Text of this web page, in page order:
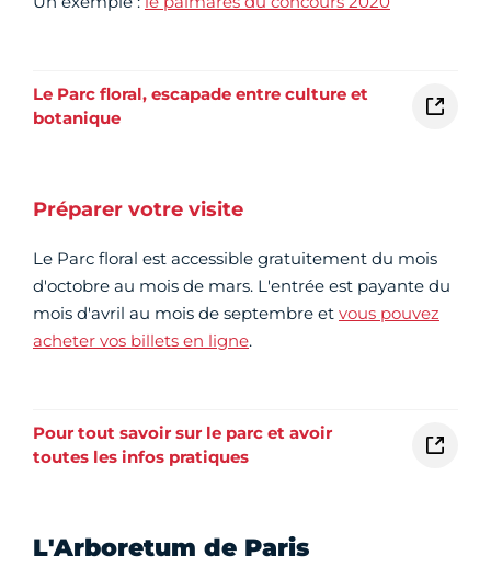
Le Parc floral, escapade entre culture et
botanique
Préparer votre visite
Le Parc floral est accessible gratuitement du mois
d'octobre au mois de mars. L'entrée est payante du
mois d'avril au mois de septembre et vous pouvez
acheter vos billets en ligne.
Pour tout savoir sur le parc et avoir
toutes les infos pratiques
L'Arboretum de Paris